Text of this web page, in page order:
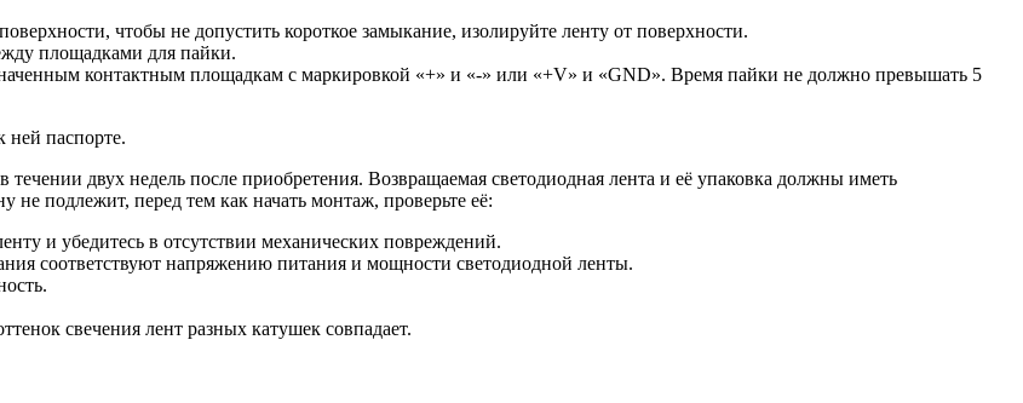
чтобы не допустить короткое замыкание, изолируйте ленту от поверхности.
площадками для пайки.
контактным площадкам с маркировкой «+» и «-» или «+V» и «GND». Время пайки не должно превышать 5
ней паспорте.
двух недель после приобретения. Возвращаемая светодиодная лента и её упаковка должны иметь
подлежит, перед тем как начать монтаж, проверьте её:
и убедитесь в отсутствии механических повреждений.
соответствуют напряжению питания и мощности светодиодной ленты.
свечения лент разных катушек совпадает.